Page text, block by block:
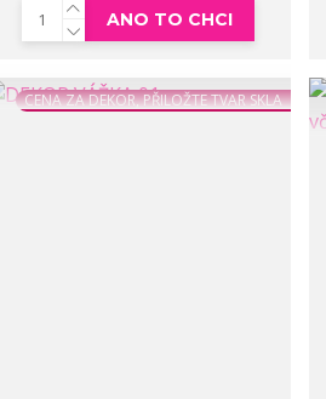
ANO TO CHCI
CENA ZA DEKOR, PŘILOŽTE TVAR SKLA